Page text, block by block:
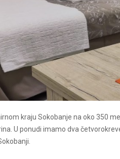
kraju Sokobanje na oko 350
U ponudi imamo dva